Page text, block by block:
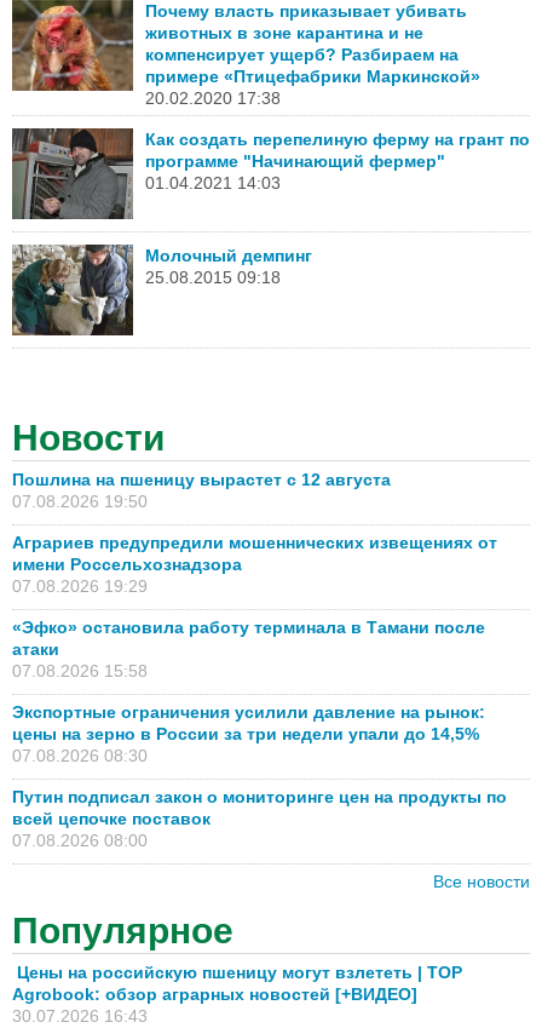
Почему власть приказывает убивать
животных в зоне карантина и не
компенсирует ущерб? Разбираем на
примере «Птицефабрики Маркинской»
20.02.2020 17:38
Как создать перепелиную ферму на грант по
программе "Начинающий фермер"
01.04.2021 14:03
Молочный демпинг
25.08.2015 09:18
Новости
Пошлина на пшеницу вырастет с 12 августа
07.08.2026 19:50
Аграриев предупредили мошеннических извещениях от
имени Россельхознадзора
07.08.2026 19:29
«Эфко» остановила работу терминала в Тамани после
атаки
07.08.2026 15:58
Экспортные ограничения усилили давление на рынок:
цены на зерно в России за три недели упали до 14,5%
07.08.2026 08:30
Путин подписал закон о мониторинге цен на продукты по
всей цепочке поставок
07.08.2026 08:00
Все новости
Популярное
Цены на российскую пшеницу могут взлететь | TOP
Agrobook: обзор аграрных новостей [+ВИДЕО]
30.07.2026 16:43